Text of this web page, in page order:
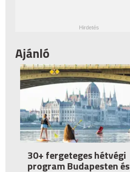
Ajánló
30+ fergeteges hétvégi
program Budapesten és